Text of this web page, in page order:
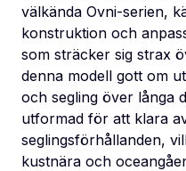
välkända Ovni-serien,
konstruktion och
som sträcker sig strax
denna modell gott om
och segling över långa
utformad för att klara
seglingsförhållanden,
kustnära och